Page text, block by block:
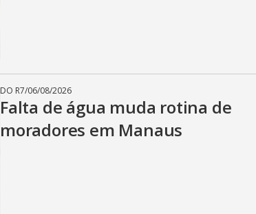
DO R7/06/08/2026
Falta de água muda rotina de
moradores em Manaus